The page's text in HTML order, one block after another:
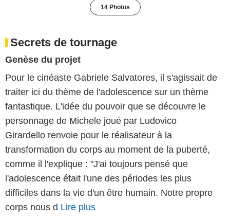
14 Photos
Secrets de tournage
Genèse du projet
Pour le cinéaste Gabriele Salvatores, il s'agissait de
traiter ici du thème de l'adolescence sur un thème
fantastique. L'idée du pouvoir que se découvre le
personnage de Michele joué par Ludovico
Girardello renvoie pour le réalisateur à la
transformation du corps au moment de la puberté,
comme il l'explique : "J'ai toujours pensé que
l'adolescence était l'une des périodes les plus
difficiles dans la vie d'un être humain. Notre propre
corps nous d Lire plus